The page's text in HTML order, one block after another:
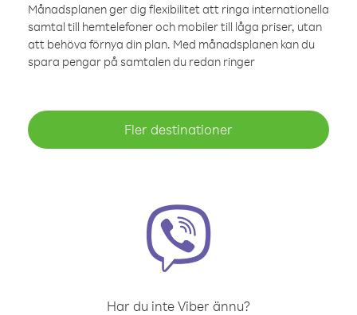
Månadsplanen ger dig flexibilitet att ringa internationella
samtal till hemtelefoner och mobiler till låga priser, utan
att behöva förnya din plan. Med månadsplanen kan du
spara pengar på samtalen du redan ringer
Fler destinationer
Har du inte Viber ännu?